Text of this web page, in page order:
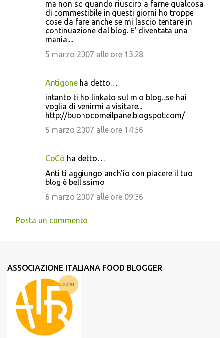
ma non so quando riusciro a farne qualcosa
di commestibile in questi giorni ho troppe
cose da fare anche se mi lascio tentare in
continuazione dal blog. E' diventata una
mania....
5 marzo 2007 alle ore 13:28
Antigone ha detto…
intanto ti ho linkato sul mio blog...se hai
voglia di venirmi a visitare...
http://buonocomeilpane.blogspot.com/
5 marzo 2007 alle ore 14:56
CoCò ha detto…
Anti ti aggiungo anch'io con piacere il tuo
blog è bellissimo
6 marzo 2007 alle ore 09:36
Posta un commento
ASSOCIAZIONE ITALIANA FOOD BLOGGER